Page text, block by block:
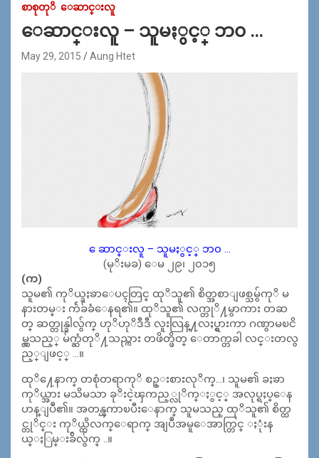
စာစုတုိ ေဆာင္းလူ
ေဆာင္းလူ – သူမႏွင့္ ဘ၀ …
May 29, 2015 Aung Htet
ေဆာင္းလူ – သူမႏွင့္ ဘ၀ …
(မုိးမခ) ေမ ၂၉၊ ၂၀၁၅
(က)
သူမ၏ ကုိယ္ခႏၶာေပၚတြင္ ထုိသူ၏ စိတ္အစာျဖစ္သမွ်ကုိ မ
နားတမ္း က်ဲခ်ခံေနရ၏။ ထုိသူ၏ လက္တုိ႔မွာကား တဆ
တ္ ဆတ္တုန္ခါလွ်က္ ဟုိဟုိဒီဒီ လူးလြန္႔လႈပ္ရွားကာ ဂဏွာမၿငိ
မ္လွသည့္ မ်က္ဆံတုိ႔သည္ကား တဖိတ္ဖိတ္ ေတာက္တခါ လင္းတလွ
ည့္ျဖင့္ …။
ထုိ႔ေနာက္ တစုံတရာကုိ စဥ္းစားလုိက္…၊ သူမ၏ ခႏၶာ
ကုိယ္အား မသိမသာ ခုိးငဲ့ၾကည့္လုိက္ႏွင့္ အလုပ္ရႈပ္ေန
ဟန္ျပဳ၏။ အတန္ၾကာၿပီးေနာက္ သူမသည္ ထုိသူ၏ စိတ္ထ
င္တုိင္း ကုိယ္ထိလက္ေရာက္ အျပဳအမူေအာက္တြင္ ႏုံးန
ယ္ႏြမ္းခ်ိလွ်က္ ..။